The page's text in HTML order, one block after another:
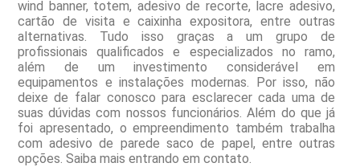
wind banner, totem, adesivo de recorte, lacre adesivo,
cartão de visita e caixinha expositora, entre outras
alternativas. Tudo isso graças a um grupo de
profissionais qualificados e especializados no ramo,
além de um investimento considerável em
equipamentos e instalações modernas. Por isso, não
deixe de falar conosco para esclarecer cada uma de
suas dúvidas com nossos funcionários. Além do que já
foi apresentado, o empreendimento também trabalha
com adesivo de parede saco de papel, entre outras
opções. Saiba mais entrando em contato.